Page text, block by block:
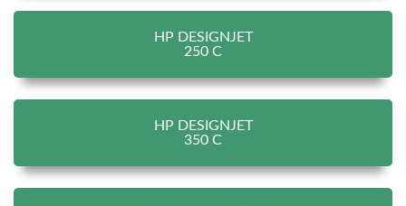
HP DESIGNJET
250 C
HP DESIGNJET
350 C